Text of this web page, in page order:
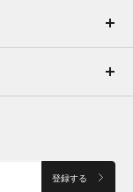
登録する